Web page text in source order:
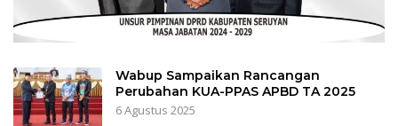
Wabup Sampaikan Rancangan
Perubahan KUA-PPAS APBD TA 2025
6 Agustus 2025